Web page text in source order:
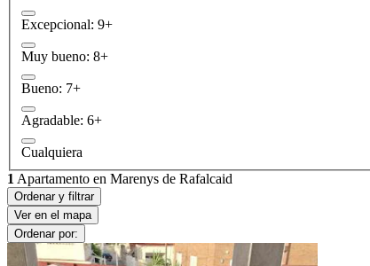
Excepcional: 9+
Muy bueno: 8+
Bueno: 7+
Agradable: 6+
Cualquiera
1 Apartamento en Marenys de Rafalcaid
Ordenar y filtrar
Ver en el mapa
Ordenar por: